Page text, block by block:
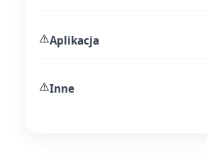
⚠️Aplikacja
⚠️Inne